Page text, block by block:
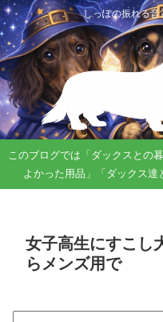
しっぽの振れる
このブログでは「ダックスとの
よかった用品」「ダックス達
女子高生にすこし
らメンズ用で